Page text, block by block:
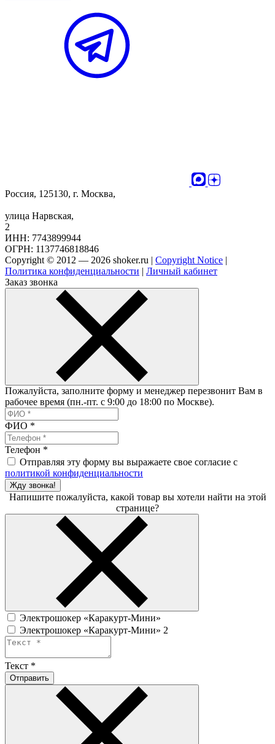
Россия, 125130, г. Москва,
улица Нарвская,
2
ИНН: 7743899944
ОГРН: 1137746818846
Copyright © 2012 — 2026 shoker.ru | Copyright Notice |
Политика конфиденциальности | Личный кабинет
Заказ звонка
Пожалуйста, заполните форму и менеджер перезвонит Вам в
рабочее время (пн.-пт. с 9:00 до 18:00 по Москве).
ФИО *
Телефон *
Отправляя эту форму вы выражаете свое согласие с
политикой конфиденциальности
Жду звонка!
Напишите пожалуйста, какой товар вы хотели найти на этой
странице?
Электрошокер «Каракурт-Мини»
Электрошокер «Каракурт-Мини» 2
Текст *
Отправить